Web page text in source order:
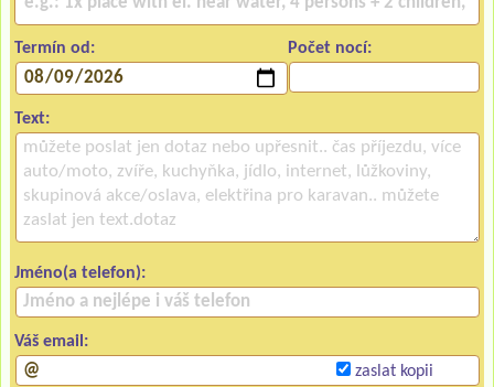
Termín od: Počet nocí:
Text:
Jméno(a telefon):
Váš email:
zaslat kopii